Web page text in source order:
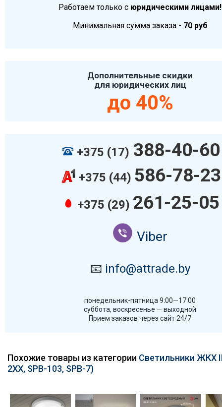
Работаем только с юридическими лицами!
Минимальная сумма заказа - 70 руб
Дополнительные скидки
для юридических лиц
до 40%
+375 (17) 388-40-60
+375 (44) 586-78-23
+375 (29) 261-25-05
Viber
📧 info@attrade.by
понедельник-пятница 9:00—17:00
суббота, воскресенье — выходной
Прием заказов через сайт 24/7
Похожие товары из категории Светильники ЖКХ
2ХХ, SPB-103, SPB-7)